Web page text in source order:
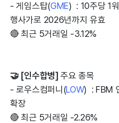
- 게임스탑(GME) : 10주당 1
행사가로 2026년까지 유효
🔴 최근 5거래일 -3.12%
🤝 [인수합병]주요 종목
- 로우스컴퍼니(LOW) : FBM
확장
🔴 최근 5거래일 -2.26%